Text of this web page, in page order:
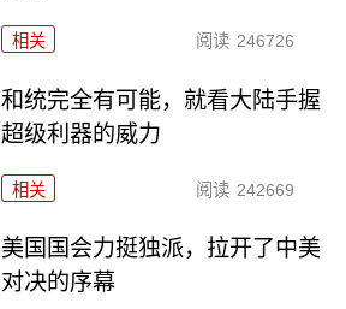
相关 阅读 246726
和统完全有可能，就看大陆手握
超级利器的威力
相关 阅读 242669
美国国会力挺独派，拉开了中美
对决的序幕